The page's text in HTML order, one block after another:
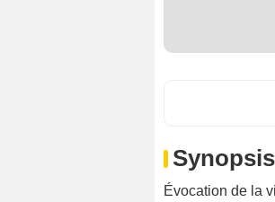
Synopsis
Évocation de la